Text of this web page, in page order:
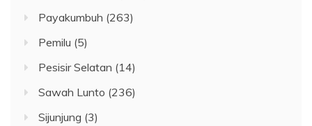
Payakumbuh (263)
Pemilu (5)
Pesisir Selatan (14)
Sawah Lunto (236)
Sijunjung (3)